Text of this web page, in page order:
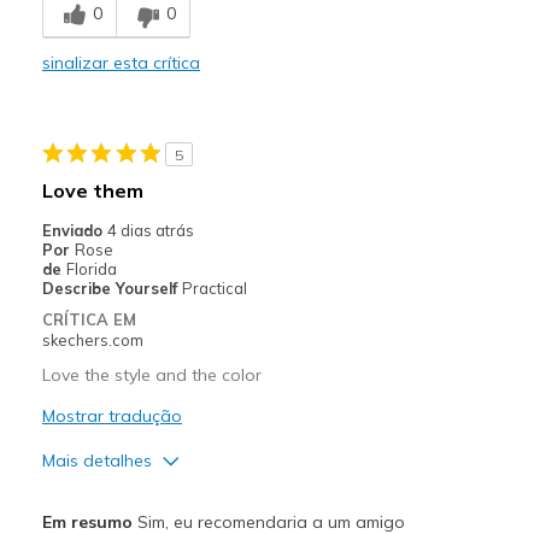
Stylish
Width
Sizing
Feels true to size
View On Shoes
0 0
sinalizar esta crítica
5
Love them
Enviado 4 dias atrás
Por Rose
de Florida
Describe Yourself Practical
CRÍTICA EM
skechers.com
Love the style and the color
Mostrar tradução
Mais detalhes
Em resumo Sim, eu recomendaria a um amigo